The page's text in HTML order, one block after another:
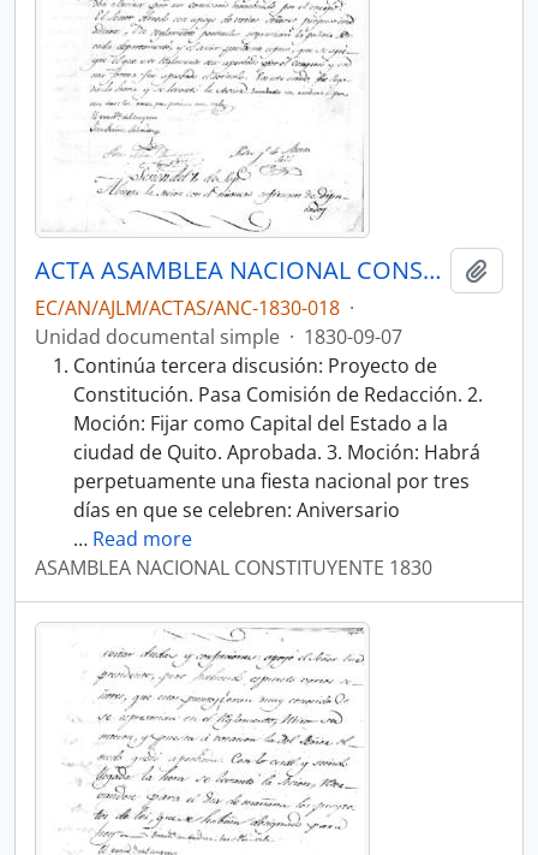
ACTA ASAMBLEA NACIONAL CONSTITUYENTE 1830
EC/AN/AJLM/ACTAS/ANC-1830-018 ·
Unidad documental simple · 1830-09-07
Continúa tercera discusión: Proyecto de
Constitución. Pasa Comisión de Redacción. 2.
Moción: Fijar como Capital del Estado a la
ciudad de Quito. Aprobada. 3. Moción: Habrá
perpetuamente una fiesta nacional por tres
días en que se celebren: Aniversario
… Read more
ASAMBLEA NACIONAL CONSTITUYENTE 1830